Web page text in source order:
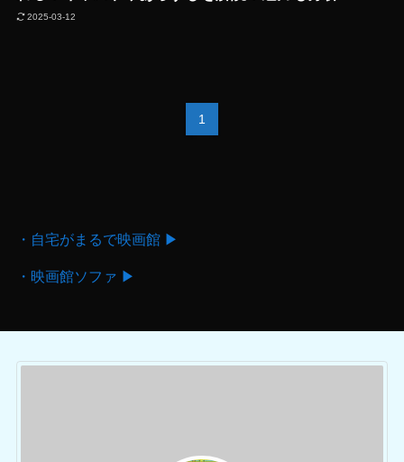
2025-03-12
1
・自宅がまるで映画館 ▶
・映画館ソファ ▶